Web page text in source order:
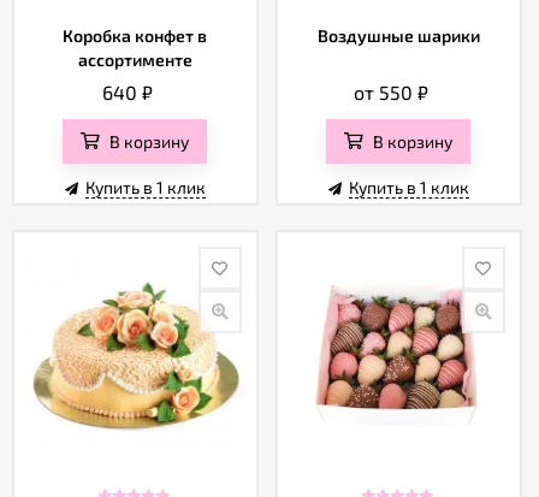
Коробка конфет в
ассортименте
640₽
В корзину
Купить в 1 клик
Воздушные шарики
от 550₽
В корзину
Купить в 1 клик